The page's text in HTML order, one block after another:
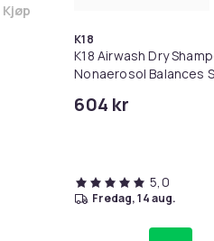
Legg Toppik - 27,5g - Dark
Kjøp
K18
K18 Airwash Dry
Nonaerosol Balances
604 kr
5,0
fredag, 14 aug.